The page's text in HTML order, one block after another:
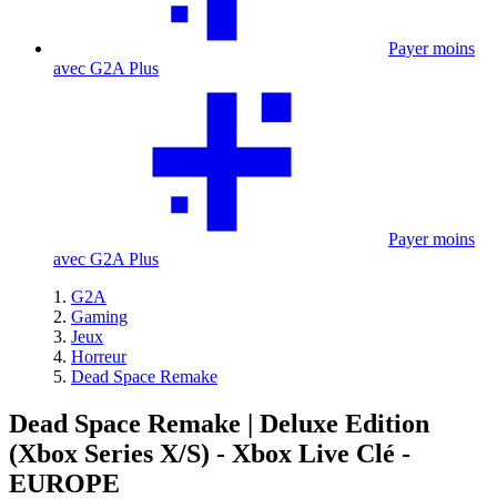
Payer moins
avec G2A Plus
Payer moins
avec G2A Plus
G2A
Gaming
Jeux
Horreur
Dead Space Remake
Dead Space Remake | Deluxe Edition
(Xbox Series X/S) - Xbox Live Clé -
EUROPE